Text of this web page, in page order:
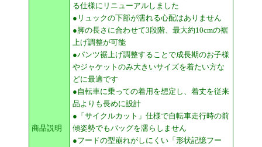
商品説明
る仕様にリニューアルしました
●リュックの下部が濡れる心配はありません
●脚の長さに合わせて3段階、最大約10cmの裾
上げ調整が可能
●パンツ裾上げ調整することで成長期のお子様
やジャケットのみ大きいサイズを着たい方な
どに最適です
●自転車に乗っての着用を想定し、着丈を従来
品よりも長めに設計
●「サイクルカット」仕様で自転車走行時の前
傾姿勢でもバッグを濡らしません
●フードの型崩れがしにくい「形状記憶フー